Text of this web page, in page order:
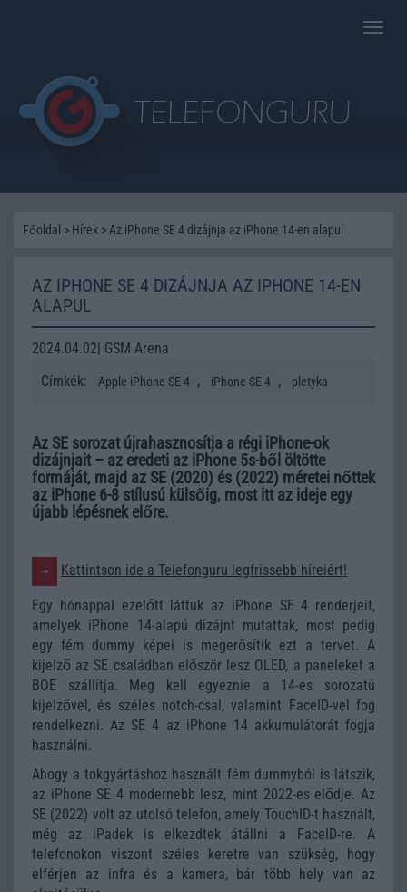
Toggle
Főoldal > Hírek > Az iPhone SE 4 dizájnja az iPhone 14-en alapul
AZ IPHONE SE 4 DIZÁJNJA AZ IPHONE 14-EN
ALAPUL
2024.04.02| GSM Arena
Címkék:
Apple iPhone SE 4 , iPhone SE 4 , pletyka
Az SE sorozat újrahasznosítja a régi iPhone-ok
dizájnjait – az eredeti az iPhone 5s-ből öltötte
formáját, majd az SE (2020) és (2022) méretei nőttek
az iPhone 6-8 stílusú külsőig, most itt az ideje egy
újabb lépésnek előre.
Kattintson ide a Telefonguru legfrissebb híreiért!
Egy hónappal ezelőtt láttuk az iPhone SE 4 renderjeit,
amelyek iPhone 14-alapú dizájnt mutattak, most pedig
egy fém dummy képei is megerősítik ezt a tervet. A
kijelző az SE családban először lesz OLED, a paneleket a
BOE szállítja. Meg kell egyeznie a 14-es sorozatú
kijelzővel, és széles notch-csal, valamint FaceID-vel fog
rendelkezni. Az SE 4 az iPhone 14 akkumulátorát fogja
használni.
Ahogy a tokgyártáshoz használt fém dummyból is látszik,
az iPhone SE 4 modernebb lesz, mint 2022-es elődje. Az
SE (2022) volt az utolsó telefon, amely TouchID-t használt,
még az iPadek is elkezdtek átállni a FaceID-re. A
telefonokon viszont széles keretre van szükség, hogy
elférjen az infra és a kamera, bár több hely van az